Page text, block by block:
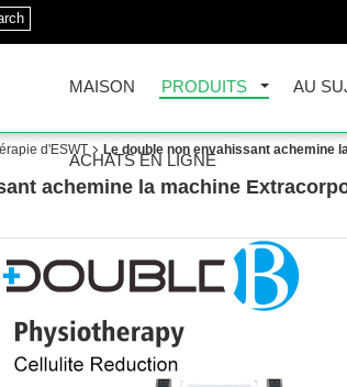
MAISON PRODUITS AU
ACHATS EN LIGNE
d'ESWT Le double non envahissant achemine
achemine la machine